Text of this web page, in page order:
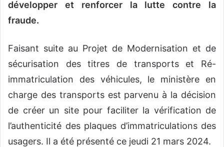
développer et renforcer la lutte contre la
fraude.
Faisant suite au Projet de Modernisation et de
sécurisation des titres de transports et Ré-
immatriculation des véhicules, le ministère en
charge des transports est parvenu à la décision
de créer un site pour faciliter la vérification de
l’authenticité des plaques d’immatriculations des
usagers. Il a été présenté ce jeudi 21 mars 2024.